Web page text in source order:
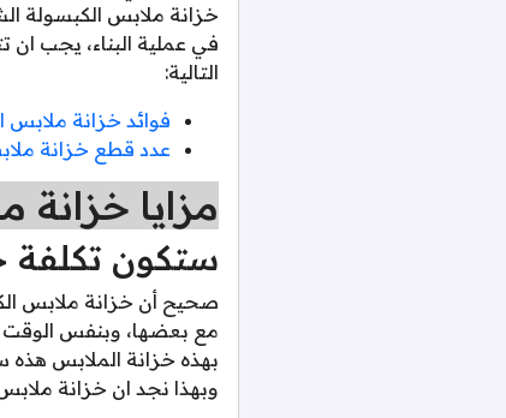
خزانة ملابس الكبسولة
في عملية البناء، يجب
التالية:
فوائد خزانة ملابس
عدد قطع خزانة
مزايا خزانة
ستكون تكلفة
صحيح أن خزانة ملابس
مع بعضها، وبنفس الوقت
بهذه خزانة الملابس هذه
وبهذا نجد ان خزانة